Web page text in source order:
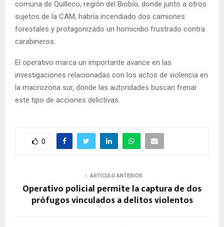
comuna de Quilleco, región del Biobío, donde junto a otros
sujetos de la CAM, habría incendiado dos camiones
forestales y protagonizado un homicidio frustrado contra
carabineros.
El operativo marca un importante avance en las
investigaciones relacionadas con los actos de violencia en
la macrozona sur, donde las autoridades buscan frenar
este tipo de acciones delictivas.
0
ARTÍCULO ANTERIOR
Operativo policial permite la captura de dos
prófugos vinculados a delitos violentos